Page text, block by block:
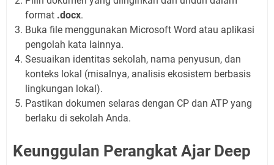
format .docx.
Buka file menggunakan Microsoft Word atau aplikasi
pengolah kata lainnya.
Sesuaikan identitas sekolah, nama penyusun, dan
konteks lokal (misalnya, analisis ekosistem berbasis
lingkungan lokal).
Pastikan dokumen selaras dengan CP dan ATP yang
berlaku di sekolah Anda.
Keunggulan Perangkat Ajar Deep